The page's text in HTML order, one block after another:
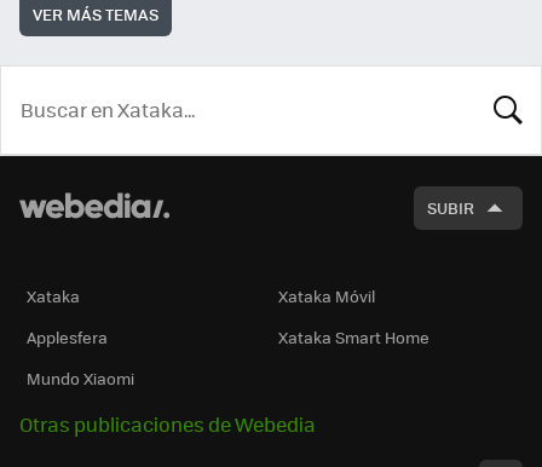
VER MÁS TEMAS
SUBIR
Xataka
Xataka Móvil
Applesfera
Xataka Smart Home
Mundo Xiaomi
Otras publicaciones de Webedia